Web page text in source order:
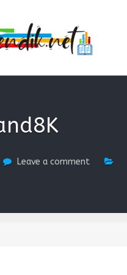
Pendidikan dan
Leave a comment